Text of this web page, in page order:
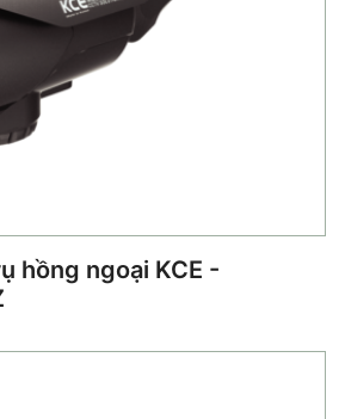
hồng ngoại KCE -